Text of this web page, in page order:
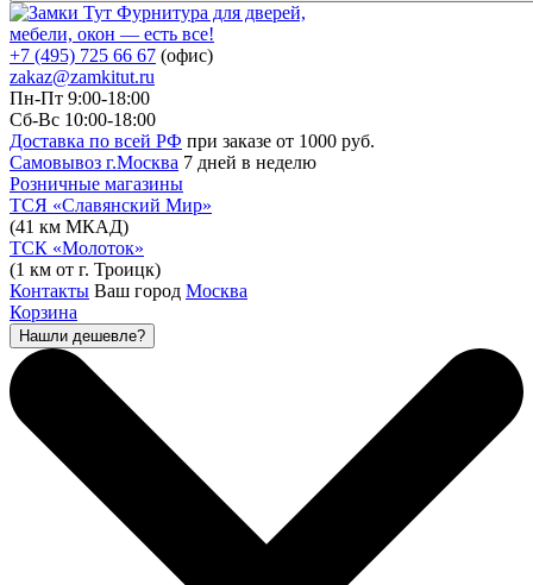
Фурнитура для дверей,
мебели, окон — есть все!
+7 (495) 725 66 67 (офис)
zakaz@zamkitut.ru
Пн-Пт 9:00-18:00
Сб-Вс 10:00-18:00
Доставка по всей РФ при заказе от 1000 руб.
Самовывоз г.Москва 7 дней в неделю
Розничные магазины
ТСЯ «Славянский Мир»
(41 км МКАД)
ТСК «Молоток»
(1 км от г. Троицк)
Контакты Ваш город Москва
Корзина
Нашли дешевле?